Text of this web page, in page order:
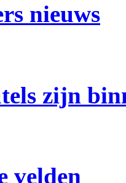
nieuws
zijn
velden